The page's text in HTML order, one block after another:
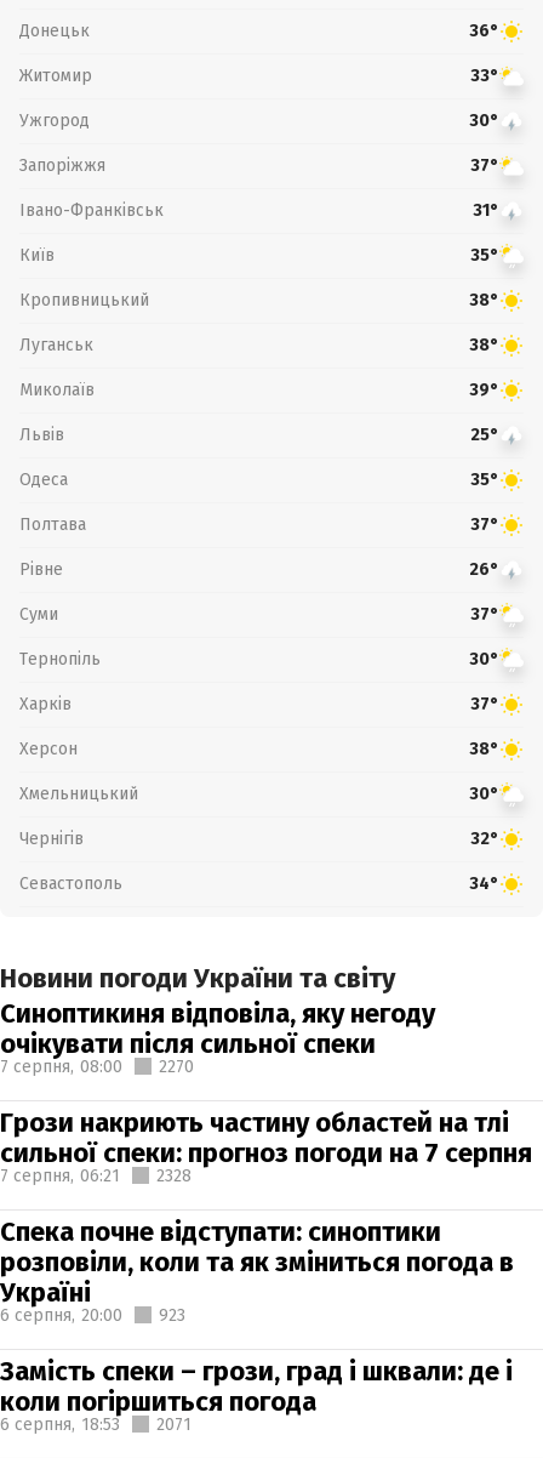
Донецьк 36°
Житомир 33°
Ужгород 30°
Запоріжжя 37°
Івано-Франківськ 31°
Київ 35°
Кропивницький 38°
Луганськ 38°
Миколаїв 39°
Львів 25°
Одеса 35°
Полтава 37°
Рівне 26°
Суми 37°
Тернопіль 30°
Харків 37°
Херсон 38°
Хмельницький 30°
Чернігів 32°
Севастополь 34°
Новини погоди України та світу
Синоптикиня відповіла, яку негоду
очікувати після сильної спеки
7 серпня, 08:00 2270
Грози накриють частину областей на тлі
сильної спеки: прогноз погоди на 7 серпня
7 серпня, 06:21 2328
Спека почне відступати: синоптики
розповіли, коли та як зміниться погода в
Україні
6 серпня, 20:00 923
Замість спеки – грози, град і шквали: де і
коли погіршиться погода
6 серпня, 18:53 2071